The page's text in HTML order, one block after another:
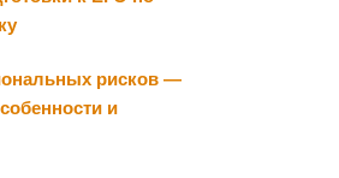
рисков —
и